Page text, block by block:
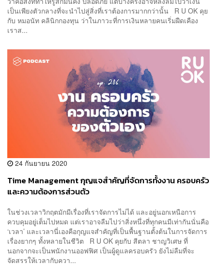
เป็นเพียงตัวกลางที่จะนำไปสู่สิ่งที่เราต้องการมากกว่านั้น R U OK คุย
กับ หมอนัท คลินิกกองทุน ว่าในภาวะที่การเงินหลายคนเริ่มฝืดเคือง
เราส...
24 กันยายน 2020
Time Management กุญแจสำคัญที่จัดการทั้งงาน ครอบครัว
และความต้องการส่วนตัว
ในช่วงเวลาวิกฤตมักมีเรื่องที่เราจัดการไม่ได้ และอยู่นอกเหนือการ
ควบคุมอยู่เต็มไปหมด แต่เราอาจลืมไปว่าสิ่งหนึ่งที่ทุกคนมีเท่ากันนั่นคือ
‘เวลา’ และเวลานี่เองคือกุญแจสำคัญที่เป็นพื้นฐานตั้งต้นในการจัดการ
เรื่องยากๆ ทั้งหลายในชีวิต R U OK คุยกับ สีตลา ชาญวิเศษ ที่
นอกจากจะเป็นพนักงานออฟฟิศ เป็นผู้ดูแลครอบครัว ยังไม่ลืมที่จะ
จัดสรรให้เวลากับควา...